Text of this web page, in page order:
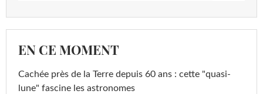
EN CE MOMENT
Cachée près de la Terre depuis 60 ans : cette "quasi-
lune" fascine les astronomes